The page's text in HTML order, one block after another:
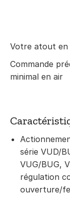
Votre atout en
Commande
minimal en air
série VUD/
VUG/BUG,
régulation
ouverture/